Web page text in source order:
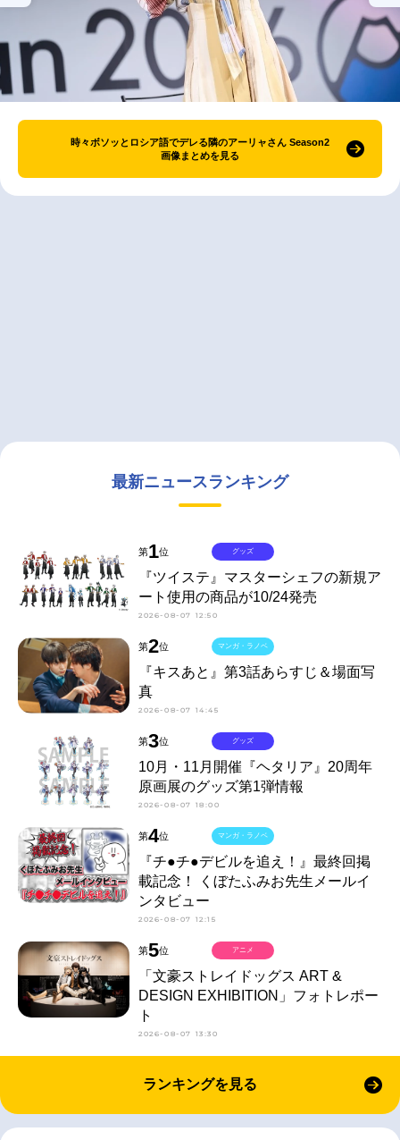
時々ボソッとロシア語でデレる隣のアーリャさん Season2
画像まとめを見る
最新ニュースランキング
第1位
『ツイステ』マスターシェフの新規ア
ート使用の商品が10/24発売
2026-08-07 12:50
グッズ
第2位
『キスあと』第3話あらすじ＆場面写
真
2026-08-07 14:45
マンガ・ラノベ
第3位
10月・11月開催『ヘタリア』20周年
原画展のグッズ第1弾情報
2026-08-07 18:00
グッズ
第4位
『チ●チ●デビルを追え！』最終回掲
載記念！ くぼたふみお先生メールイ
ンタビュー
2026-08-07 12:15
マンガ・ラノベ
第5位
「文豪ストレイドッグス ART &
DESIGN EXHIBITION」フォトレポー
ト
2026-08-07 13:30
アニメ
ランキングを見る